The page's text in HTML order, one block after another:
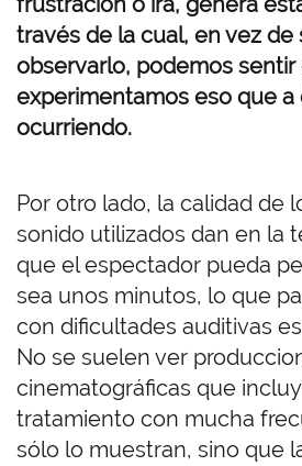
través de la cual, en vez
observarlo, podemos sentir
experimentamos eso que a
ocurriendo.
Por otro lado, la calidad de
sonido utilizados dan en la
que el espectador pueda
sea unos minutos, lo que
con dificultades auditivas
No se suelen ver
cinematográficas que
tratamiento con mucha
sólo lo muestran, sino que